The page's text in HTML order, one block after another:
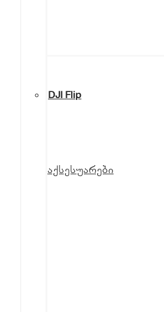
DJI Flip
აქსესუარები